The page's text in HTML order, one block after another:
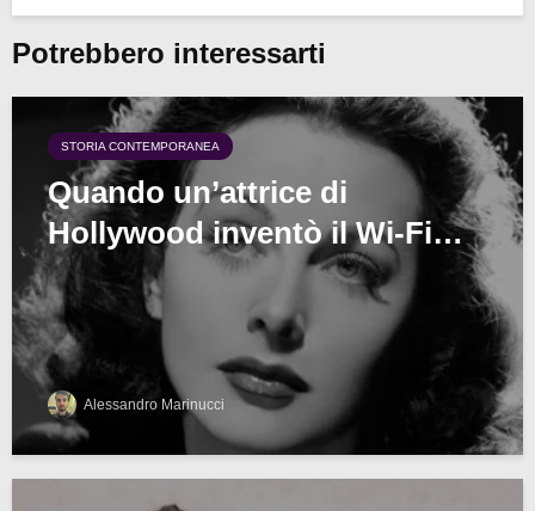
Potrebbero interessarti
STORIA CONTEMPORANEA
Quando un’attrice di
Hollywood inventò il Wi-Fi…
Alessandro Marinucci